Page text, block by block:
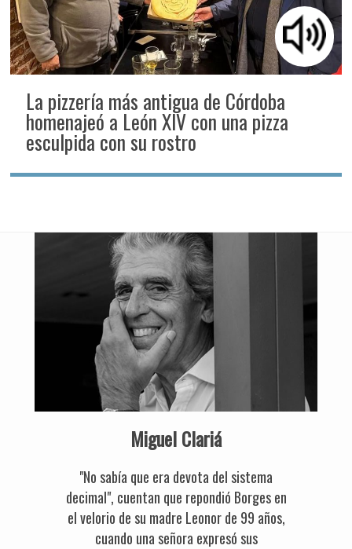
La pizzería más antigua de Córdoba
homenajeó a León XIV con una pizza
esculpida con su rostro
Miguel Clariá
"No sabía que era devota del sistema
decimal", cuentan que repondió Borges en
el velorio de su madre Leonor de 99 años,
cuando una señora expresó sus